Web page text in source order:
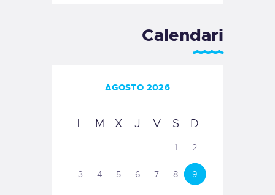
Calendari
AGOSTO 2026
L M X J V S D
1 2
3 4 5 6 7 8 9